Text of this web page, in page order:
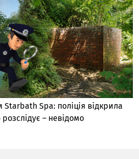
Starbath Spa: поліція відкрила
– невідомо